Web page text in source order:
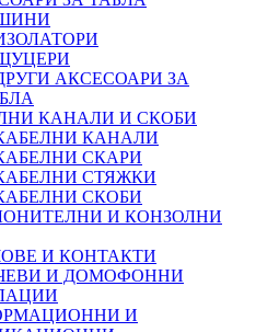
АКСЕСОАРИ ЗА
КАНАЛИ И СКОБИ
КАНАЛИ
СКАРИ
СТЯЖКИ
СКОБИ
И КОНЗОЛНИ
И КОНТАКТИ
И ДОМОФОННИ
И